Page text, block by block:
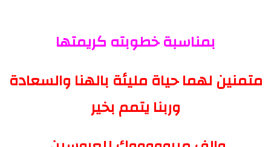
بمناسبة خطوبته كريمتها
متمنين لهما حياة مليئة بالهنا والسعادة
وربنا يتمم بخير